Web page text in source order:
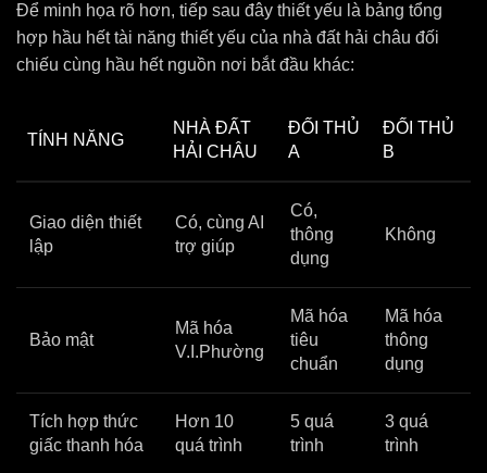
Để minh họa rõ hơn, tiếp sau đây thiết yếu là bảng tổng
hợp hầu hết tài năng thiết yếu của nhà đất hải châu đối
chiếu cùng hầu hết nguồn nơi bắt đầu khác:
TÍNH NĂNG
NHÀ ĐẤT
HẢI CHÂU
ĐỐI THỦ
A
ĐỐI THỦ
B
Giao diện thiết
lập
Có, cùng AI
trợ giúp
Có,
thông
dụng
Không
Bảo mật
Mã hóa
V.I.Phường
Mã hóa
tiêu
chuẩn
Mã hóa
thông
dụng
Tích hợp thức
giấc thanh hóa
Hơn 10
quá trình
5 quá
trình
3 quá
trình